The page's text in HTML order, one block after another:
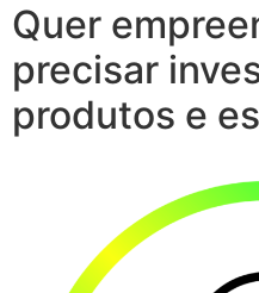
Quer
precisar
produtos e